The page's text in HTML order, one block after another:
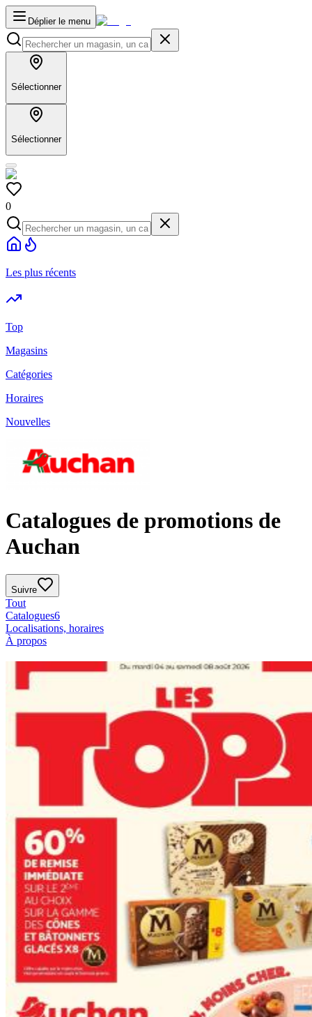
Déplier le menu
Sélectionner
Sélectionner
0
Les plus récents
Top
Magasins
Catégories
Horaires
Nouvelles
Catalogues de promotions de
Auchan
Suivre
Tout
Catalogues6
Localisations, horaires
À propos